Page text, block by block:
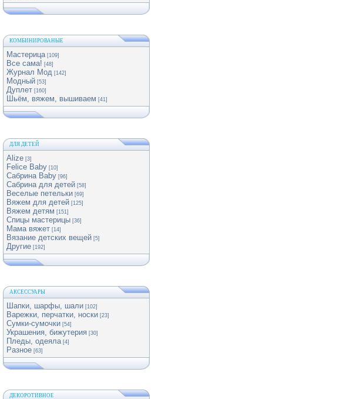
КОМБИНИРОВАНЫЕ
Мастерица [109]
Все сама! [48]
Журнал Мод [142]
Модный [53]
Дуплет [160]
Шьём, вяжем, вышиваем [41]
ДЛЯ ДЕТЕЙ
Alize [3]
Felice Baby [10]
Сабрина Baby [96]
Сабрина для детей [58]
Веселые петельки [69]
Вяжем для детей [125]
Вяжем детям [151]
Спицы мастерицы [36]
Мама вяжет [14]
Вязание детских вещей [5]
Другие [192]
АКСЕССУАРЫ
Шапки, шарфы, шали [102]
Варежки, перчатки, носки [23]
Сумки-сумочки [54]
Украшения, бижутерия [30]
Пледы, одеяла [4]
Разное [63]
ДЕКОРОТИВНОЕ